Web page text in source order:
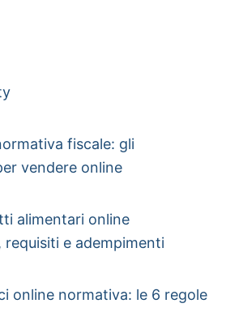
fiscale: gli
vendere online
alimentari online
requisiti e adempimenti
online normativa: le 6 regole